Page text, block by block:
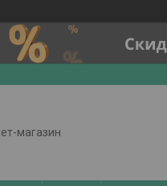
магазин